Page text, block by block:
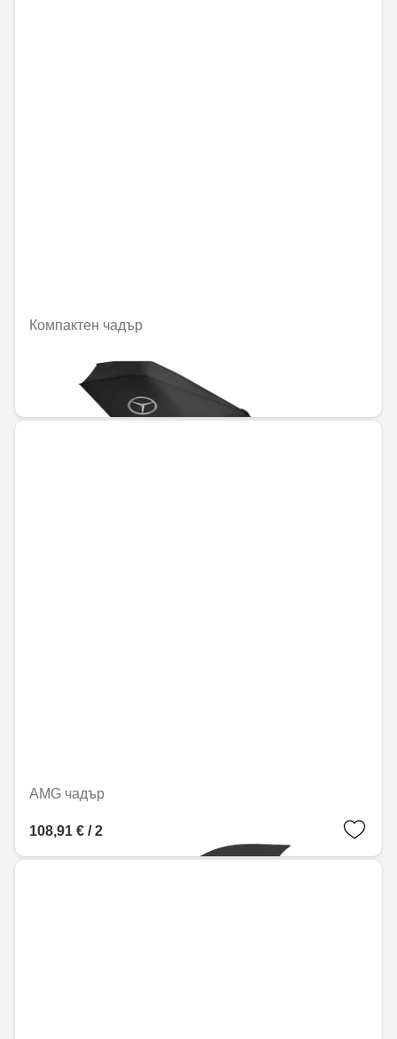
Компактен чадър
Не е налично онлайн
45,88 € / 89,73 лв.
AMG чадър
108,91 € / 213,01 лв.